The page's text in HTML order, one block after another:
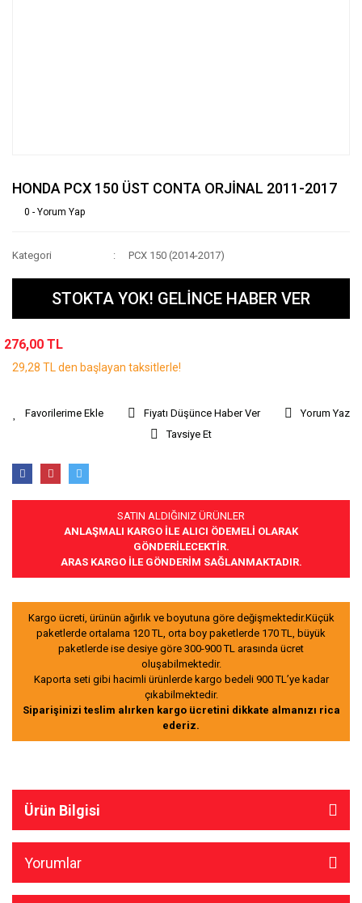
HONDA PCX 150 ÜST CONTA ORJİNAL 2011-2017
0 - Yorum Yap
Kategori PCX 150 (2014-2017)
STOKTA YOK! GELİNCE HABER VER
276,00 TL
29,28 TL den başlayan taksitlerle!
Fiyatı Düşünce Haber Ver
Yorum Yaz
Tavsiye Et
SATIN ALDIĞINIZ ÜRÜNLER
ANLAŞMALI KARGO İLE ALICI ÖDEMELİ OLARAK
GÖNDERİLECEKTİR.
ARAS KARGO İLE GÖNDERİM SAĞLANMAKTADIR.
Kargo ücreti, ürünün ağırlık ve boyutuna göre değişmektedir.Küçük
paketlerde ortalama 120 TL, orta boy paketlerde 170 TL, büyük
paketlerde ise desiye göre 300-900 TL arasında ücret
oluşabilmektedir.
Kaporta seti gibi hacimli ürünlerde kargo bedeli 900 TL’ye kadar
çıkabilmektedir.
Siparişinizi teslim alırken kargo ücretini dikkate almanızı rica
ederiz.
Ürün Bilgisi
Yorumlar